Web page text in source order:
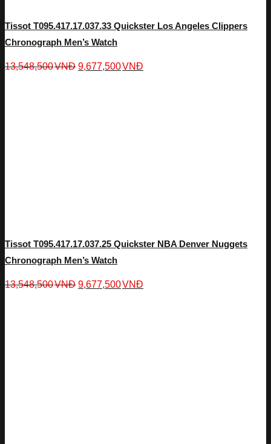
Tissot T095.417.17.037.33 Quickster Los Angeles Clippers
Chronograph Men’s Watch
13,548,500VNĐ 9,677,500VNĐ
Tissot T095.417.17.037.25 Quickster NBA Denver Nuggets
Chronograph Men’s Watch
13,548,500VNĐ 9,677,500VNĐ